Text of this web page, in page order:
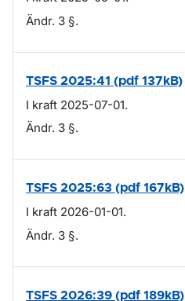
Ändr. 3 §.
TSFS 2025:41 (pdf 137kB)
I kraft 2025-07-01.
Ändr. 3 §.
TSFS 2025:63 (pdf 167kB)
I kraft 2026-01-01.
Ändr. 3 §.
TSFS 2026:39 (pdf 189kB)